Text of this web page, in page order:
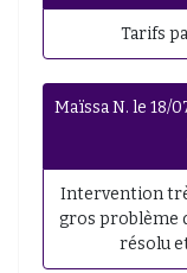
Tarifs
Maïssa N. le 18/
Intervention
gros problème
résolu